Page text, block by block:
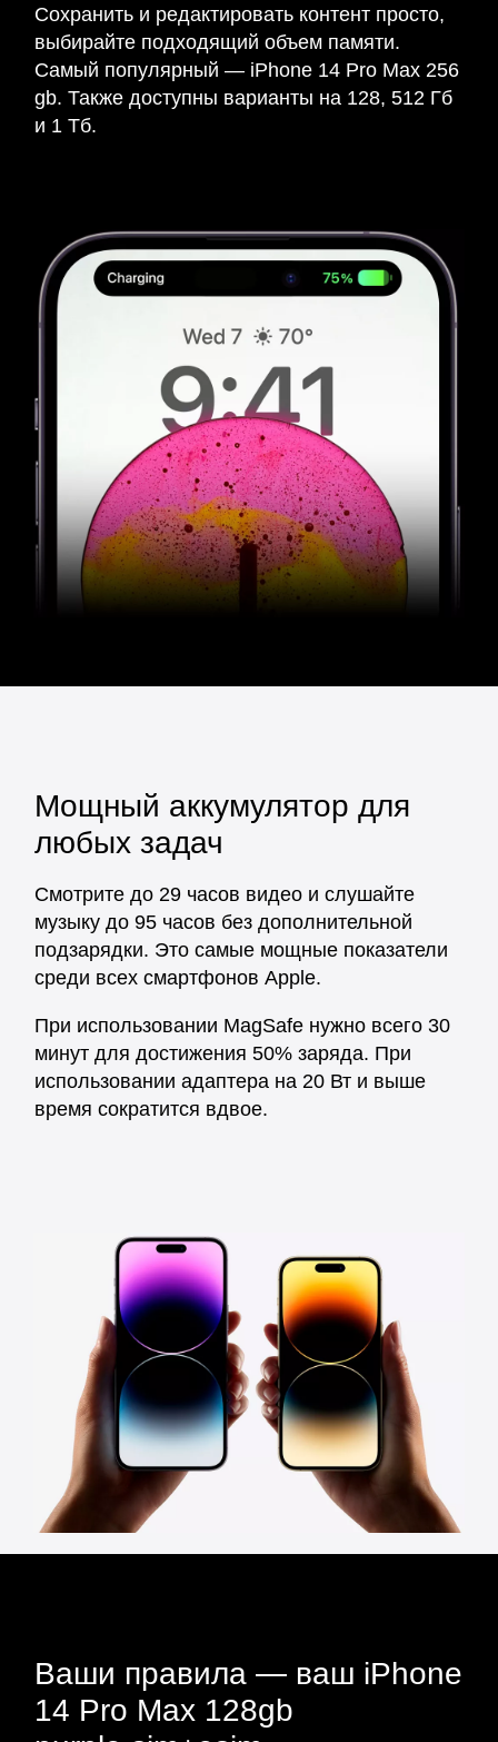
Сохранить и редактировать контент просто,
выбирайте подходящий объем памяти.
Самый популярный — iPhone 14 Pro Max 256
gb. Также доступны варианты на 128, 512 Гб
и 1 Тб.
Мощный аккумулятор для
любых задач
Смотрите до 29 часов видео и слушайте
музыку до 95 часов без дополнительной
подзарядки. Это самые мощные показатели
среди всех смартфонов Apple.
При использовании MagSafe нужно всего 30
минут для достижения 50% заряда. При
использовании адаптера на 20 Вт и выше
время сократится вдвое.
Ваши правила — ваш iPhone
14 Pro Max 128gb